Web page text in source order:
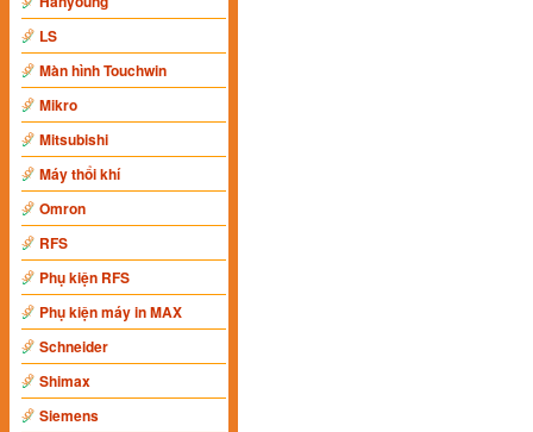
LS
Màn hình Touchwin
Mikro
Mitsubishi
Máy thổi khí
Omron
RFS
Phụ kiện RFS
Phụ kiện máy in MAX
Schneider
Shimax
Siemens